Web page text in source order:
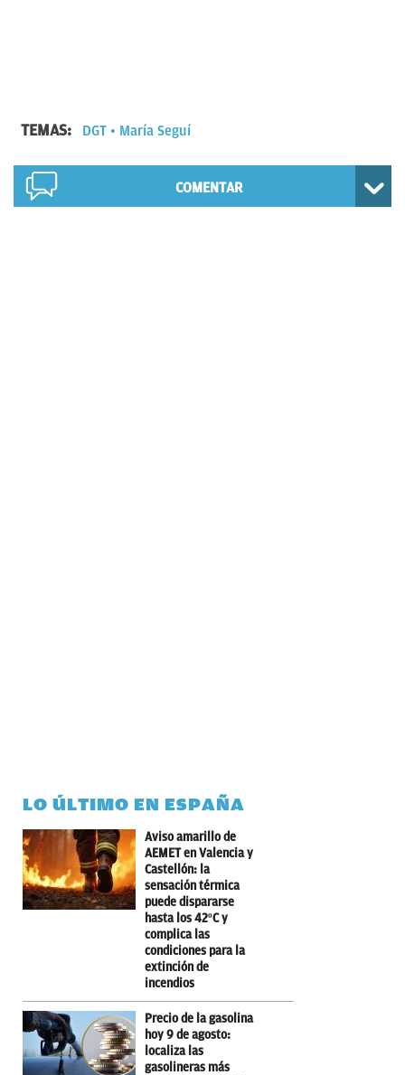
TEMAS: DGT María Seguí
COMENTAR
LO ÚLTIMO EN ESPAÑA
Aviso amarillo de
AEMET en Valencia y
Castellón: la
sensación térmica
puede dispararse
hasta los 42ºC y
complica las
condiciones para la
extinción de
incendios
Precio de la gasolina
hoy 9 de agosto:
localiza las
gasolineras más